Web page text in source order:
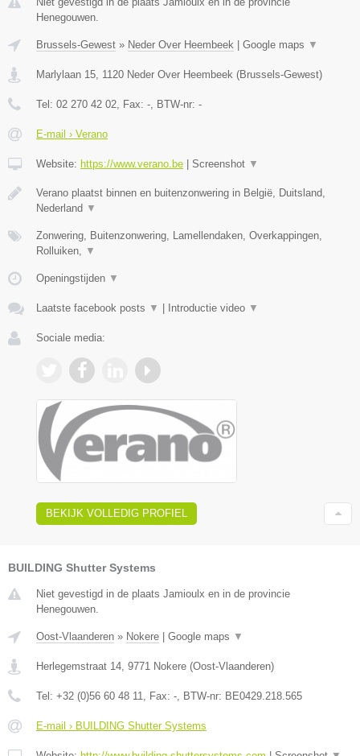
Henegouwen.
Brussels-Gewest » Neder Over Heembeek Google maps ▼
Marlylaan 15 1120 Neder Over Heembeek (Brussels-Gewest)
Tel: 02 270 42 02 , Fax: - , BTW-nr: -
E-mail › Verano
Website: https://www.verano.be Screenshot ▼
Verano plaatst binnen en buitenzonwering in België, Duitsland,
Nederland ▼
Zonwering, Buitenzonwering, Lamellendaken, Overkappingen,
Rolluiken,
▼
Openingstijden ▼
Laatste facebook posts ▼ Introductie video ▼
Sociale media:
BEKIJK VOLLEDIG PROFIEL
BUILDING Shutter Systems
Niet gevestigd in de plaats Jamioulx en in de provincie
Henegouwen.
Oost-Vlaanderen » Nokere Google maps ▼
Herlegemstraat 14 9771 Nokere (Oost-Vlaanderen)
Tel: +32 (0)56 60 48 11 , Fax: - , BTW-nr: BE0429.218.565
E-mail › BUILDING Shutter Systems